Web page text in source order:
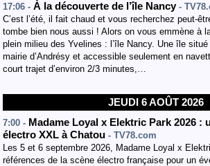
17:06 - À la découverte de l’île Nancy -
C’est l’été, il fait chaud et vous recherchez peut-
tombe bien nous aussi ! Alors on vous emmène à
plein milieu des Yvelines : l’île Nancy. Une île
mairie d’Andrésy et accessible seulement en
court trajet d’environ 2/3 minutes,…
JEUDI 6 AOÛT 2026
7:00 - Madame Loyal x Elektric Park 2026 :
électro XXL à Chatou - TV78.com
Les 5 et 6 septembre 2026, Madame Loyal x
références de la scène électro française pour un